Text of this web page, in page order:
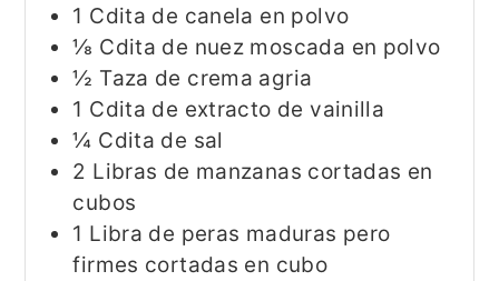
1 Cdita de canela en polvo
⅛ Cdita de nuez moscada en polvo
½ Taza de crema agria
1 Cdita de extracto de vainilla
¼ Cdita de sal
2 Libras de manzanas cortadas en
cubos
1 Libra de peras maduras pero
firmes cortadas en cubo